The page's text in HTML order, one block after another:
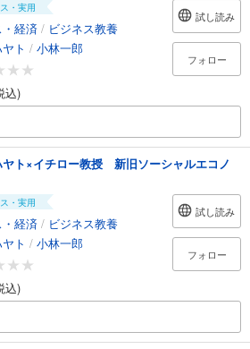
・実用
経済 / ビジネス教養
ト / 小林一郎
込)
試し読み
フォロー
ヤト×イチロー教授 新旧ソーシャルエコノ
・実用
経済 / ビジネス教養
ト / 小林一郎
込)
試し読み
フォロー